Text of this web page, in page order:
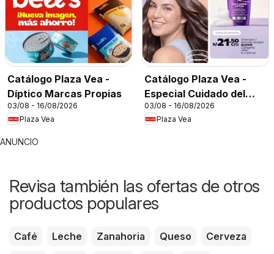
Catálogo Plaza Vea -
Díptico Marcas Propias
03/08 - 16/08/2026
Plaza Vea
Catálogo Plaza Vea -
Especial Cuidado del
Cabello
03/08 - 16/08/2026
Plaza Vea
ANUNCIO
Revisa también las ofertas de otros
productos populares
Café Leche Zanahoria Queso
Cerveza